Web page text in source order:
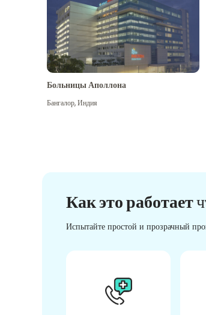
Больницы Аполлона
Бангалор,Индия
Как это работает
Испытайте простой и прозрачный